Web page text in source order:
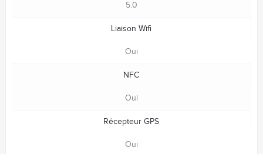
5.0
Liaison Wifi
Oui
NFC
Oui
Récepteur GPS
Oui